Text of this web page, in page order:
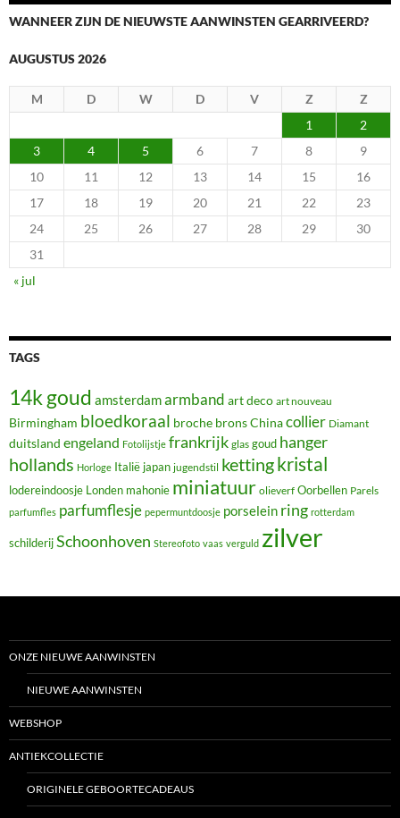
WANNEER ZIJN DE NIEUWSTE AANWINSTEN GEARRIVEERD?
AUGUSTUS 2026
M D W D V Z
Z
1
2
3
4 5 6 7 8
9
10
11 12 13 14 15
16
17
18 19 20 21 22
23
24
25 26 27 28 29
30
31
« jul
TAGS
14k goud amsterdamarmband art deco art nouveau
Birmingham bloedkoraal broche bronsChinacollier Diamant
duitsland engeland Fotolijstje frankrijk glas goud hanger
hollands Horloge Italië japan jugendstil kettingkristal
lodereindoosje Londen mahonie miniatuur olieverf Oorbellen Parels
parfumfles parfumflesje pepermuntdoosje porselein ring rotterdam
schilderijSchoonhoven Stereofoto vaas verguld zilver
ONZE NIEUWE AANWINSTEN
NIEUWE AANWINSTEN
WEBSHOP
ANTIEKCOLLECTIE
ORIGINELE GEBOORTECADEAUS